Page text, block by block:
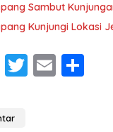
Sambut
Kunjungi Lokasi
W
at
T E